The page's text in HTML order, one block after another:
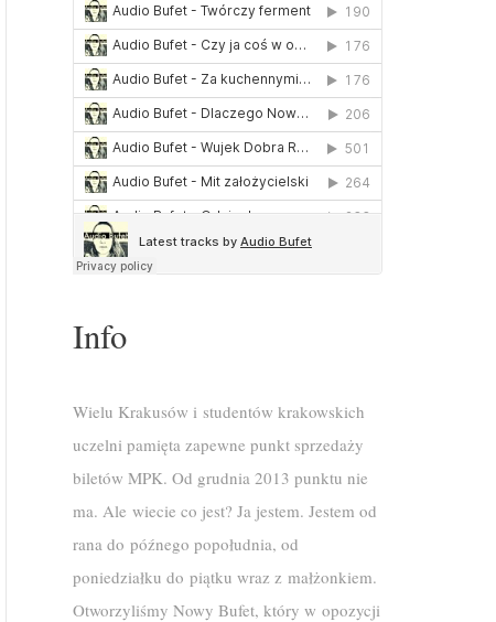
Info
Wielu Krakusów i studentów krakowskich
uczelni pamięta zapewne punkt sprzedaży
biletów MPK. Od grudnia 2013 punktu nie
ma. Ale wiecie co jest? Ja jestem. Jestem od
rana do późnego popołudnia, od
poniedziałku do piątku wraz z małżonkiem.
Otworzyliśmy Nowy Bufet, który w opozycji